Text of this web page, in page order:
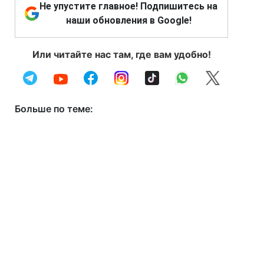
Не упустите главное! Подпишитесь на
наши обновления в Google!
Или читайте нас там, где вам удобно!
Больше по теме: